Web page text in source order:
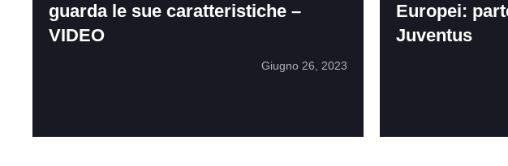
guarda le sue caratteristiche –
VIDEO
Giugno 26, 2023
Europei:
Juventus